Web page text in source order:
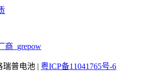
商_grepow
瑞普电池 | 粤ICP备11041765号-6